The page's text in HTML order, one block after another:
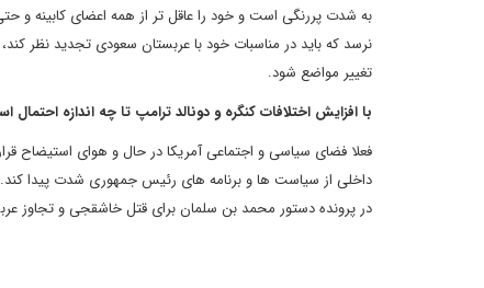
به شدت پررنگی است و خود را عاقل تر از همه اعضای کابینه و
نرسد که باید در مناسبات خود با عربستان سعودی تجدید نظر
تغییر مواضع شود.
با افزایش اختلافات کنگره و دونالد ترامپ تا چه اندازه
فعلا فضای سیاسی و اجتماعی آمریکا در حال و هوای استیضاح
داخلی از سیاست ها و برنامه های رئیس جمهوری شدت پیدا
در پرونده دستور محمد بن سلمان برای قتل خاشقجی و تجاوز